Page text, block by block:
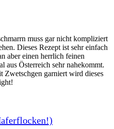
muss gar nicht kompliziert
Dieses Rezept ist sehr einfach
aber einen herrlich feinen
aus Österreich sehr nahekommt.
Zwetschgen garniert wird dieses